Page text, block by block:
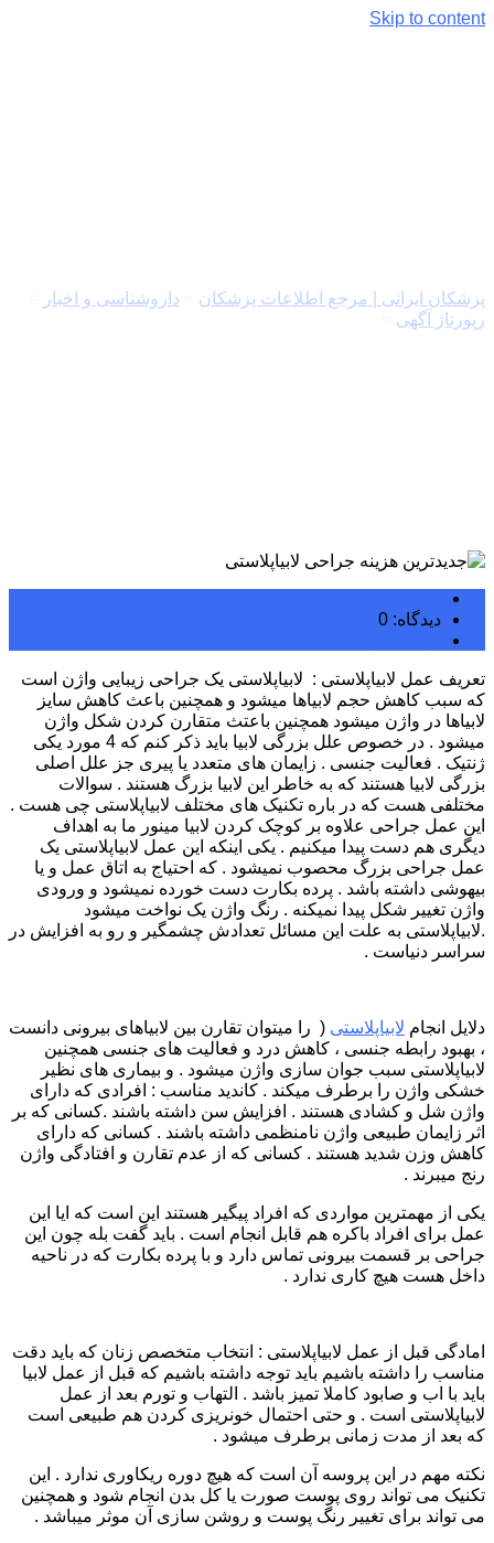
Skip to content
پزشکان ایرانی | مرجع اطلاعات پزشکان داروشناسی و اخبار
رپورتاژ آگهی
دیدگاه: 0
​تعریف عمل لابیاپلاستی : لابیاپلاستی یک جراحی زیبایی واژن است
که سبب کاهش حجم لابیاها میشود و همچنین باعث کاهش سایز
لابیاها در واژن میشود همچنین باعتث متقارن کردن شکل واژن
میشود . در خصوص علل بزرگی لابیا باید ذکر کنم که 4 مورد یکی
ژنتیک . فعالیت جنسی . زایمان های متعدد یا پیری جز علل اصلی
بزرگی لابیا هستند که به خاطر این لابیا بزرگ هستند . سوالات
مختلفی هست که در باره تکنیک های مختلف لابیاپلاستی چی هست .
این عمل جراحی علاوه بر کوچک کردن لابیا مینور ما به اهداف
دیگری هم دست پیدا میکنیم . یکی اینکه این عمل لابیاپلاستی یک
عمل جراحی بزرگ محصوب نمیشود . که احتیاج به اتاق عمل و یا
بیهوشی داشته باشد . پرده بکارت دست خورده نمیشود و ورودی
واژن تغییر شکل پیدا نمیکنه . رنگ واژن یک نواخت میشود
.لابیاپلاستی به علت این مسائل تعدادش چشمگیر و رو به افزایش در
سراسر دنیاست .
دلایل انجام لابیاپلاستی ( را میتوان تقارن بین لابیاهای بیرونی دانست
، بهبود رابطه جنسی ، کاهش درد و فعالیت های جنسی همچنین
لابیاپلاستی سبب جوان سازی واژن میشود . و بیماری های نظیر
خشکی واژن را برطرف میکند . کاندید مناسب : افرادی که دارای
واژن شل و کشادی هستند . افزایش سن داشته باشند .کسانی که بر
اثر زایمان طبیعی واژن نامنظمی داشته باشند . کسانی که دارای
کاهش وزن شدید هستند . کسانی که از عدم تقارن و افتادگی واژن
رنج میبرند .
یکی از مهمترین مواردی که افراد پیگیر هستند این است که ایا این
عمل برای افراد باکره هم قابل انجام است . باید گفت بله چون این
جراحی بر قسمت بیرونی تماس دارد و با پرده بکارت که در ناحیه
داخل هست هیچ کاری ندارد .
امادگی قبل از عمل لابیاپلاستی : انتخاب متخصص زنان که باید دقت
مناسب را داشته باشیم باید توجه داشته باشیم که قبل از عمل لابیا
باید با اب و صابود کاملا تمیز باشد . التهاب و تورم بعد از عمل
لابیاپلاستی است . و حتی احتمال خونریزی کردن هم طبیعی است
که بعد از مدت زمانی برطرف میشود .
نکته مهم در این پروسه آن است که هیچ دوره ریکاوری ندارد . این
تکنیک می تواند روی پوست صورت یا کل بدن انجام شود و همچنین
می تواند برای تغییر رنگ پوست و روشن سازی آن موثر میباشد .